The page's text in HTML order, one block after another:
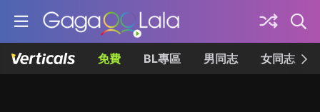
免費 BL專區 男同志 女同志